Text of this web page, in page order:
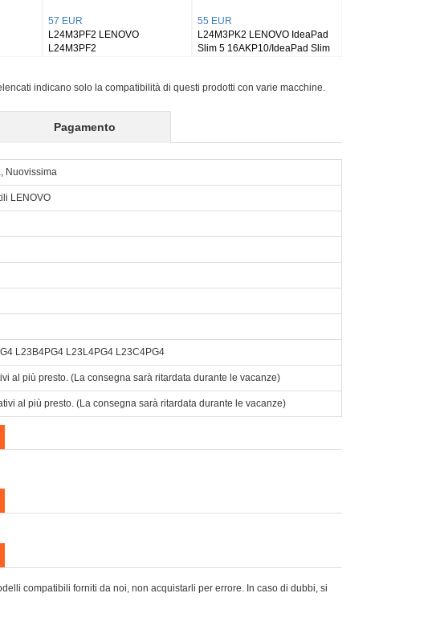
S6000-F
A10-80HC Pad
L24D4PC1 LENOVO Legion
L24B3PK2 LENOVO IdeaPad
Slim 3
indicano solo la compatibilità di questi prodotti con varie macchine.
Pagamento
Nuovissima
LENOVO
L23B4PG4 L23L4PG4 L23C4PG4
al più presto. (La consegna sarà ritardata durante le vacanze)
al più presto. (La consegna sarà ritardata durante le vacanze)
compatibili forniti da noi, non acquistarli per errore. In caso di dubbi, si